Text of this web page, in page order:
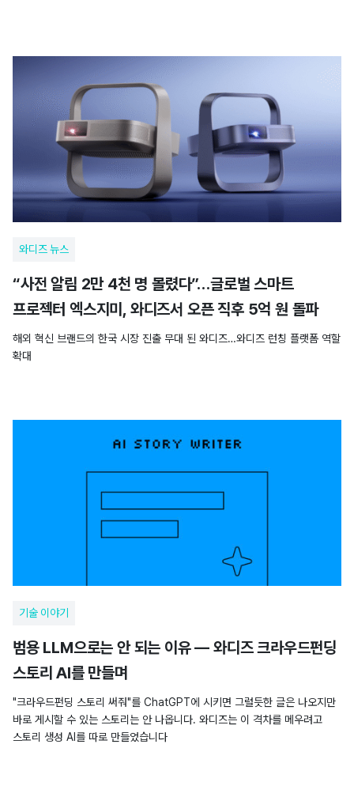
와디즈 뉴스
“사전 알림 2만 4천 명 몰렸다”…글로벌 스마트
프로젝터 엑스지미, 와디즈서 오픈 직후 5억 원 돌파
해외 혁신 브랜드의 한국 시장 진출 무대 된 와디즈…와디즈 런칭 플랫폼 역할
확대
기술 이야기
범용 LLM으로는 안 되는 이유 — 와디즈 크라우드펀딩
스토리 AI를 만들며
"크라우드펀딩 스토리 써줘"를 ChatGPT에 시키면 그럴듯한 글은 나오지만
바로 게시할 수 있는 스토리는 안 나옵니다. 와디즈는 이 격차를 메우려고
스토리 생성 AI를 따로 만들었습니다